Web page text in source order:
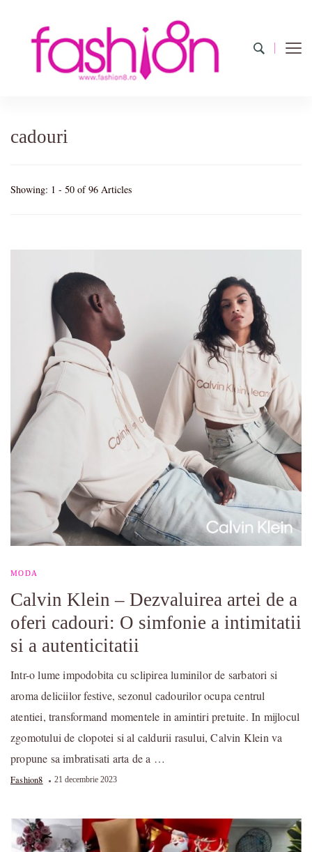
poze cu modele de manichiuri!
cadouri
Showing: 1 - 50 of 96 Articles
MODA
Calvin Klein – Dezvaluirea artei de a
oferi cadouri: O simfonie a intimitatii
si a autenticitatii
Intr-o lume impodobita cu sclipirea luminilor de sarbatori si
aroma deliciilor festive, sezonul cadourilor ocupa centrul
atentiei, transformand momentele in amintiri pretuite. In mijlocul
zgomotului de clopotei si al caldurii rasului, Calvin Klein va
propune sa imbratisati arta de a …
Fashion8 21 decembrie 2023